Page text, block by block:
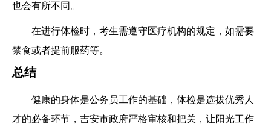
也会有所不同。
在进行体检时，考生需遵守医疗机构的规定，如需要
禁食或者提前服药等。
总结
健康的身体是公务员工作的基础，体检是选拔优秀人
才的必备环节，吉安市政府严格审核和把关，让阳光工作